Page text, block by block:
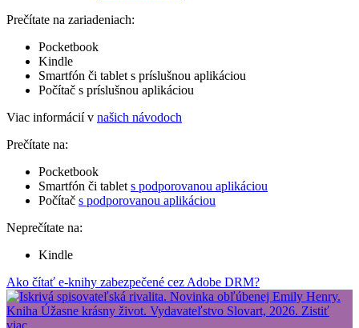
Prečítate na zariadeniach:
Pocketbook
Kindle
Smartfón či tablet s príslušnou aplikáciou
Počítač s príslušnou aplikáciou
Viac informácií v našich návodoch
Prečítate na:
Pocketbook
Smartfón či tablet s podporovanou aplikáciou
Počítač s podporovanou aplikáciou
Neprečítate na:
Kindle
Ako čítať e-knihy zabezpečené cez Adobe DRM?